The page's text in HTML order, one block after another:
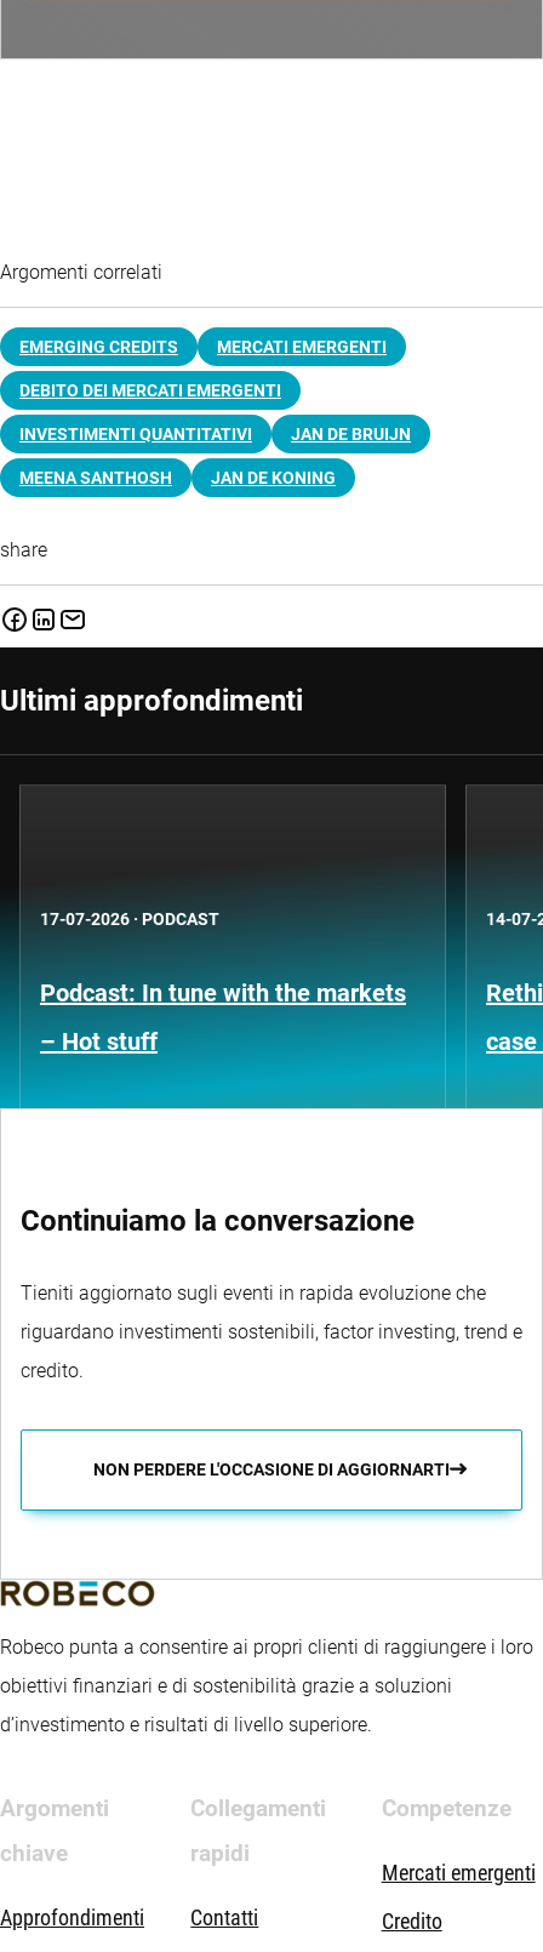
Argomenti correlati
EMERGING CREDITS MERCATI EMERGENTI
DEBITO DEI MERCATI EMERGENTI
INVESTIMENTI QUANTITATIVI JAN DE BRUIJN
MEENA SANTHOSH JAN DE KONING
share
Ultimi approfondimenti
17-07-2026 · PODCAST
Podcast: In tune with the markets
– Hot stuff
14-07-
Continuiamo la conversazione
Tieniti aggiornato sugli eventi in rapida evoluzione che
riguardano investimenti sostenibili, factor investing, trend e
credito.
NON PERDERE L'OCCASIONE DI AGGIORNARTI
Robeco punta a consentire ai propri clienti di raggiungere i loro
obiettivi finanziari e di sostenibilità grazie a soluzioni
d’investimento e risultati di livello superiore.
Argomenti
chiave
Approfondimenti
Collegamenti
rapidi
Contatti
Competenze
Mercati emergenti
Credito